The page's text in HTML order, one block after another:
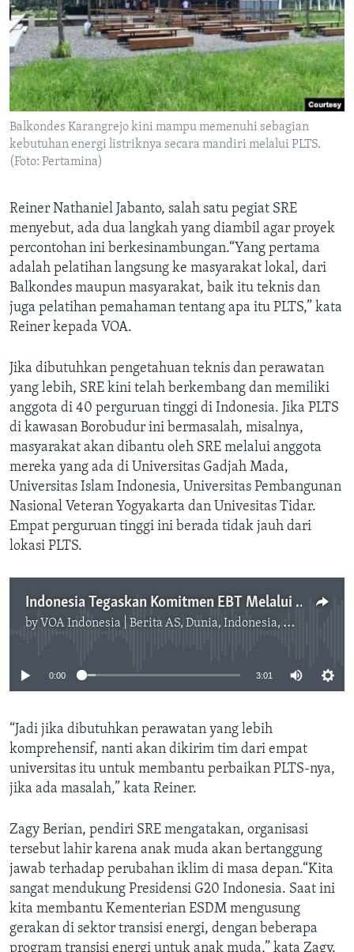
Balkondes Karangrejo kini mampu memenuhi sebagian
kebutuhan energi listriknya secara mandiri melalui PLTS.
(Foto: Pertamina)
Reiner Nathaniel Jabanto, salah satu pegiat SRE
menyebut, ada dua langkah yang diambil agar proyek
percontohan ini berkesinambungan.“Yang pertama
adalah pelatihan langsung ke masyarakat lokal, dari
Balkondes maupun masyarakat, baik itu teknis dan
juga pelatihan pemahaman tentang apa itu PLTS,” kata
Reiner kepada VOA.
Jika dibutuhkan pengetahuan teknis dan perawatan
yang lebih, SRE kini telah berkembang dan memiliki
anggota di 40 perguruan tinggi di Indonesia. Jika PLTS
di kawasan Borobudur ini bermasalah, misalnya,
masyarakat akan dibantu oleh SRE melalui anggota
mereka yang ada di Universitas Gadjah Mada,
Universitas Islam Indonesia, Universitas Pembangunan
Nasional Veteran Yogyakarta dan Univesitas Tidar.
Empat perguruan tinggi ini berada tidak jauh dari
lokasi PLTS.
Indonesia Tegaskan Komitmen EBT Melalui Prakarsa Pertamina
by VOA Indonesia | Berita AS, Dunia, Indonesia, Diaspora Indonesia di AS
No media source currently available
0:00 3:01
“Jadi jika dibutuhkan perawatan yang lebih
komprehensif, nanti akan dikirim tim dari empat
universitas itu untuk membantu perbaikan PLTS-nya,
jika ada masalah,” kata Reiner.
Zagy Berian, pendiri SRE mengatakan, organisasi
tersebut lahir karena anak muda akan bertanggung
jawab terhadap perubahan iklim di masa depan.“Kita
sangat mendukung Presidensi G20 Indonesia. Saat ini
kita membantu Kementerian ESDM mengusung
gerakan di sektor transisi energi, dengan beberapa
program transisi energi untuk anak muda,” kata Zagy.